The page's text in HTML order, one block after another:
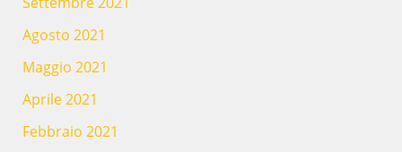
Agosto 2021
Maggio 2021
Aprile 2021
Febbraio 2021